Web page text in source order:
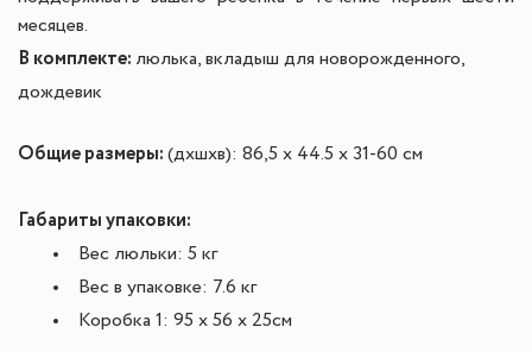
месяцев.
В комплекте: люлька, вкладыш для новорожденного,
дождевик
Общие размеры: (дxшxв): 86,5 x 44.5 x 31-60 см
Габариты упаковки:
Вес люльки: 5 кг
Вес в упаковке: 7.6 кг
Коробка 1: 95 х 56 х 25см